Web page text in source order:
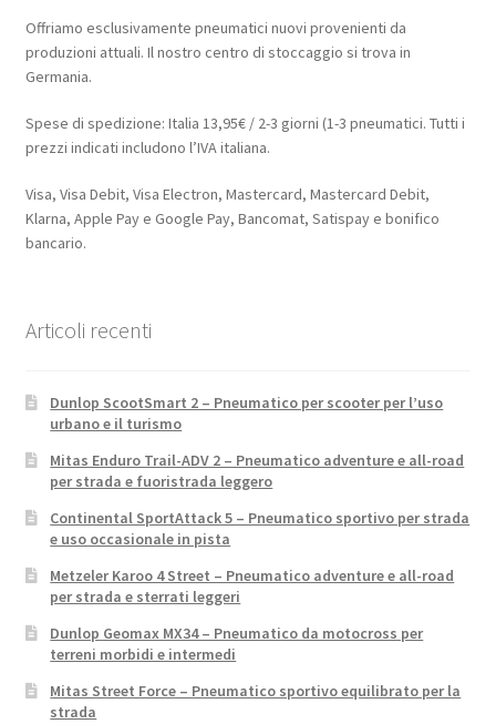
Offriamo esclusivamente pneumatici nuovi provenienti da
produzioni attuali. Il nostro centro di stoccaggio si trova in
Germania.
Spese di spedizione: Italia 13,95€ / 2-3 giorni (1-3 pneumatici. Tutti i
prezzi indicati includono l’IVA italiana.
Visa, Visa Debit, Visa Electron, Mastercard, Mastercard Debit,
Klarna, Apple Pay e Google Pay, Bancomat, Satispay e bonifico
bancario.
Articoli recenti
Dunlop ScootSmart 2 – Pneumatico per scooter per l’uso
urbano e il turismo
Mitas Enduro Trail-ADV 2 – Pneumatico adventure e all-road
per strada e fuoristrada leggero
Continental SportAttack 5 – Pneumatico sportivo per strada
e uso occasionale in pista
Metzeler Karoo 4 Street – Pneumatico adventure e all-road
per strada e sterrati leggeri
Dunlop Geomax MX34 – Pneumatico da motocross per
terreni morbidi e intermedi
Mitas Street Force – Pneumatico sportivo equilibrato per la
strada